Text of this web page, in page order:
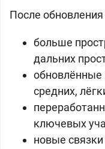
После
больше
дальних
обновлённые
средних,
ключевых
новые